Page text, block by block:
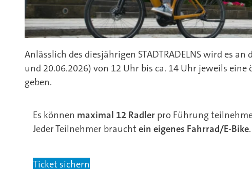
Anlässlich des diesjährigen STADTRADELNS wird es
und 20.06.2026) von 12 Uhr bis ca. 14 Uhr jeweils
geben.
Es können maximal 12 Radler pro Führung
Jeder Teilnehmer braucht ein eigenes Fahrrad/E-Bike
Ticket sichern